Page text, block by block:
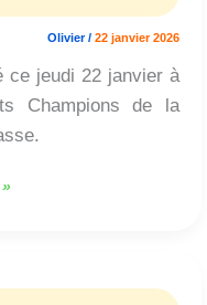
Olivier/ 22 janvier 2026
ce jeudi 22 janvier à
Champions de la